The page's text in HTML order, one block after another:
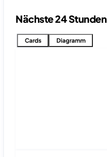
Nächste 24 Stunden
Cards Diagramm